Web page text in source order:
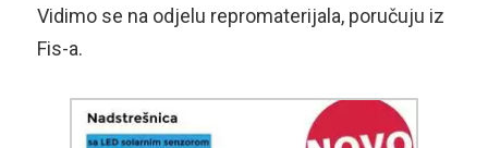
Vidimo se na odjelu repromaterijala, poručuju iz
Fis-a.